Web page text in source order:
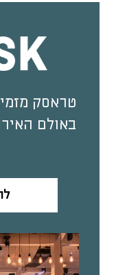
טראסק
באולם